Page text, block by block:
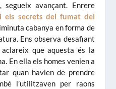
segueix avançant. Enrere
i els secrets del fumat del
cabanya en forma de
Ens observa desafiant
que aquesta és la
En ella els homes venien a
quan havien de prendre
l’utilitzaven per raons